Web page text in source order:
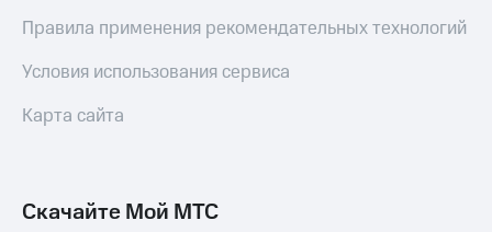
Правила применения рекомендательных технологий
Условия использования сервиса
Карта сайта
Скачайте Мой МТС